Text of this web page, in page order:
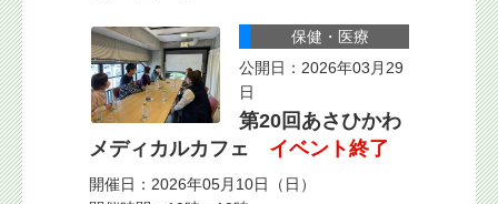
保健・医療
公開日：2026年03月29
日
第20回あさひかわ
メディカルカフェ
イベント終了
開催日：2026年05月10日（日）